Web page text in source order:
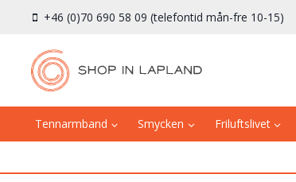
+46 (0)70 690 58 09 (telefontid mån-fre 10-15)
Tennarmband Smycken Friluftslivet